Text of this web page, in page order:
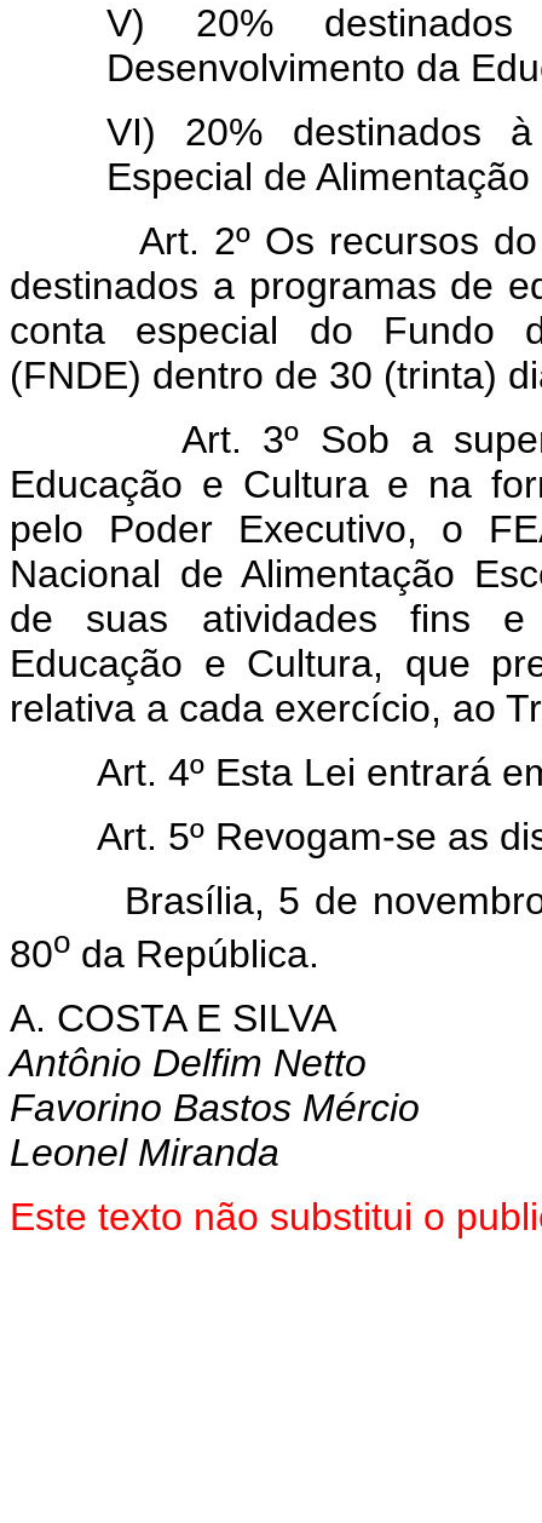
V) 20%
Desenvolvimento da
VI) 20% destinados
Especial de
Art. 2º Os recursos
destinados a programas de
conta especial do Fundo
(FNDE) dentro de 30 (trinta)
Art. 3º Sob a
Educação e Cultura e na
pelo Poder Executivo, o
Nacional de Alimentação
de suas atividades fins e
Educação e Cultura, que
relativa a cada exercício, ao
Art. 4º Esta Lei entrará
Art. 5º Revogam-se as
Brasília, 5 de novembro
80o da República.
A. COSTA E SILVA
Antônio Delfim Netto
Favorino Bastos Mércio
Leonel Miranda
Este texto não substitui o